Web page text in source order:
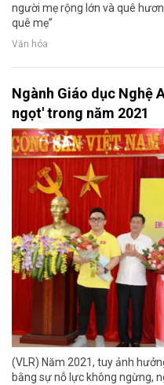
người mẹ rộng lớn và quê
quê mẹ”
Văn hóa
Ngành Giáo dục Nghệ
ngọt' trong năm 2021
(VLR) Năm 2021, tuy ảnh
bằng sự nỗ lực không ngừng,